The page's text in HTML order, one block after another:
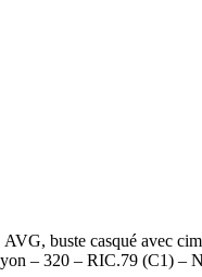
buste casqué avec
– 320 – RIC.79 (C1)